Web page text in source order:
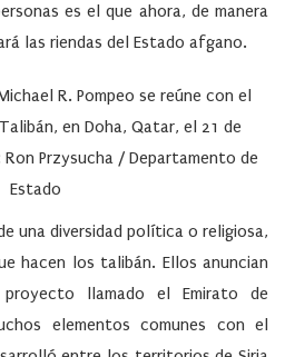
es el que ahora, de manera
las riendas del Estado afgano.
R. Pompeo se reúne con el
en Doha, Qatar, el 21 de
Przysucha / Departamento de
Estado
una diversidad política o religiosa,
hacen los talibán. Ellos anuncian
llamado el Emirato de
elementos comunes con el